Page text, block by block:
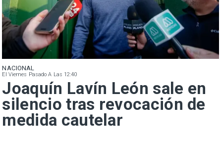
NACIONAL
El Viernes Pasado A Las 12:40
Joaquín Lavín León sale en
silencio tras revocación de
medida cautelar